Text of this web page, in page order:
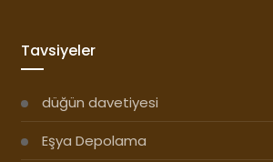
Tavsiyeler
düğün davetiyesi
Eşya Depolama